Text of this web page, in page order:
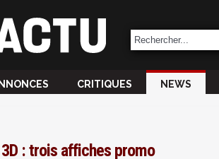
CRITIQUES NEWS
: trois affiches promo